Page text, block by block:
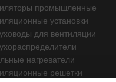
промышленные
установки
для вентиляции
нагреватели
решетки